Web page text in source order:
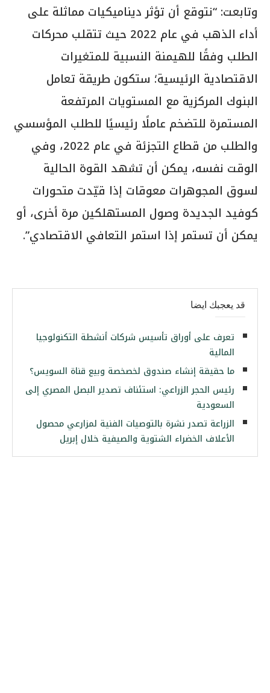
وتابعت: “نتوقع أن تؤثر ديناميكيات مماثلة على
أداء الذهب في عام 2022 حيث تتقلب محركات
الطلب وفقًا للهيمنة النسبية للمتغيرات
الاقتصادية الرئيسية؛ ستكون طريقة تعامل
البنوك المركزية مع المستويات المرتفعة
المستمرة للتضخم عاملًا رئيسيًا للطلب المؤسسي
والطلب من قطاع التجزئة في عام 2022، وفي
الوقت نفسه، يمكن أن تشهد القوة الحالية
لسوق المجوهرات معوقات إذا قيّدت متحورات
كوفيد الجديدة وصول المستهلكين مرة أخرى، أو
يمكن أن تستمر إذا استمر التعافي الاقتصادي”.
قد يعجبك ايضا
تعرف على أوراق تأسيس شركات أنشطة التكنولوجيا
المالية
ما حقيقة إنشاء صندوق لخصخصة وبيع قناة السويس؟
رئيس الحجر الزراعي: استئناف تصدير البصل المصري إلى
السعودية
الزراعة تصدر نشرة بالتوصيات الفنية لمزارعي محصول
الأعلاف الخضراء الشتوية والصيفية خلال إبريل